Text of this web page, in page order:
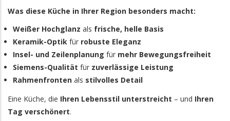
Was diese Küche in Ihrer Region besonders macht:
Weißer Hochglanz als frische, helle Basis
Keramik-Optik für robuste Eleganz
Insel- und Zeilenplanung für mehr Bewegungsfreiheit
Siemens-Qualität für zuverlässige Leistung
Rahmenfronten als stilvolles Detail
Eine Küche, die Ihren Lebensstil unterstreicht – und Ihren
Tag verschönert.